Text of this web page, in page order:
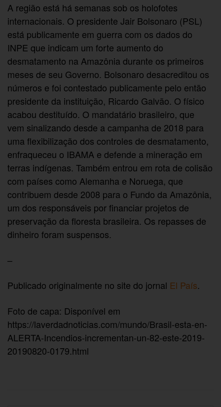
A região está há semanas sob os holofotes
internacionais. O presidente Jair Bolsonaro (PSL)
está publicamente em guerra com os dados do
INPE que indicam um forte aumento do
desmatamento na Amazônia durante os primeiros
meses de seu Governo. Bolsonaro desacreditou os
números e foi contestado publicamente pelo então
presidente da instituição, Ricardo Galvão. O físico
acabou destituído. O mandatário brasileiro, que
vem sinalizando desde a campanha de 2018 para
uma flexibilização dos controles de desmatamento,
enfraqueceu o IBAMA e defende a mineração em
terras indígenas. Também entrou em rota de colisão
com países como Alemanha e Noruega, que
contribuem desde 2008 para o Fundo da Amazônia,
um dos responsáveis por financiar projetos de
preservação da floresta brasileira. Os repasses de
dinheiro foram suspensos.
–
Publicado originalmente no site do jornal El País.
Foto de capa: Disponível em
https://laverdadnoticias.com/mundo/Brasil-esta-en-
ALERTA-Incendios-incrementan-un-82-este-2019-
20190820-0179.html